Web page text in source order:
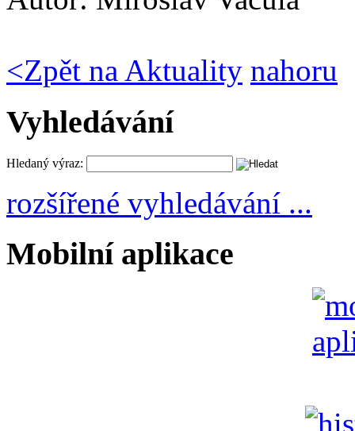
<Zpět na Aktuality nahoru
Vyhledávání
Hledaný výraz:
rozšířené vyhledávání ...
Mobilní aplikace